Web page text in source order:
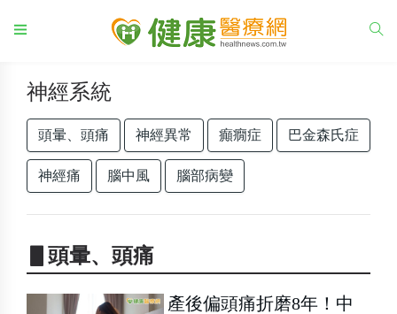
神經系統
頭暈、頭痛 神經異常 癲癇症 巴金森氏症
神經痛 腦中風 腦部病變
▋頭暈、頭痛
產後偏頭痛折磨8年！中